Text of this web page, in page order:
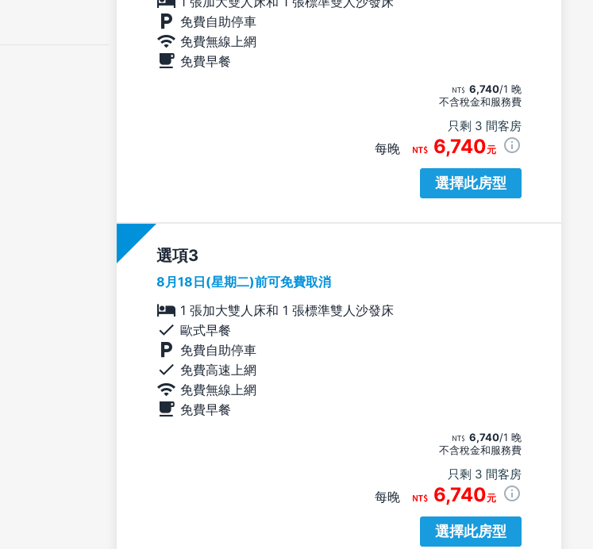
免費自助停車
免費無線上網
免費早餐
6,740/1 晚
不含稅金和服務費
只剩 3 間客房
每晚 6,740元
選擇此房型
選項
8月18日(星期二)前可免費取消
1 張加大雙人床和 1 張標準雙人沙發床
歐式早餐
免費自助停車
免費高速上網
免費無線上網
免費早餐
6,740/1 晚
不含稅金和服務費
只剩 3 間客房
每晚 6,740元
選擇此房型